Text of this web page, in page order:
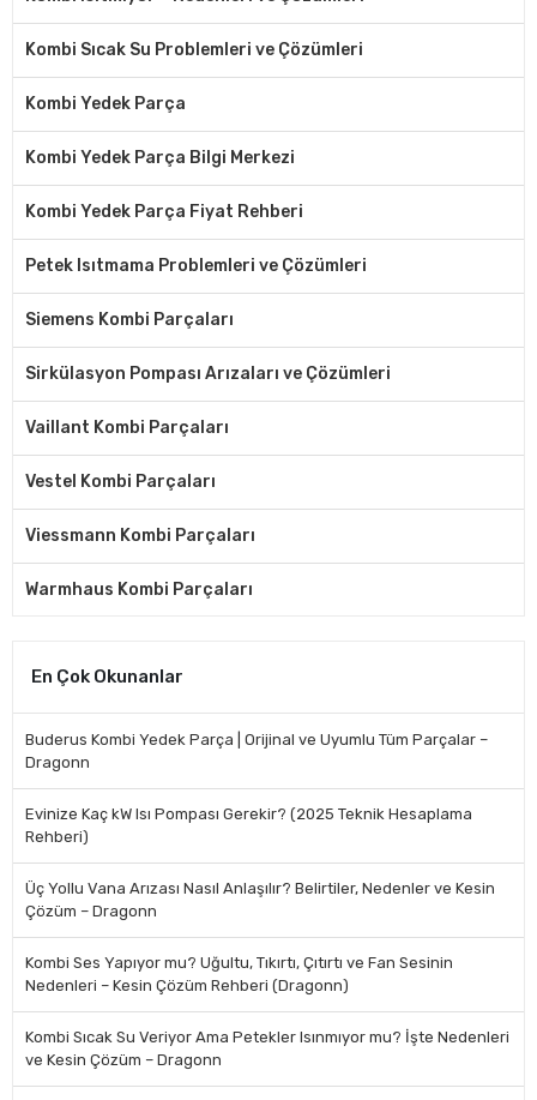
Kombi Sıcak Su Problemleri ve Çözümleri
Kombi Yedek Parça
Kombi Yedek Parça Bilgi Merkezi
Kombi Yedek Parça Fiyat Rehberi
Petek Isıtmama Problemleri ve Çözümleri
Siemens Kombi Parçaları
Sirkülasyon Pompası Arızaları ve Çözümleri
Vaillant Kombi Parçaları
Vestel Kombi Parçaları
Viessmann Kombi Parçaları
Warmhaus Kombi Parçaları
En Çok Okunanlar
Buderus Kombi Yedek Parça | Orijinal ve Uyumlu Tüm Parçalar –
Dragonn
Evinize Kaç kW Isı Pompası Gerekir? (2025 Teknik Hesaplama
Rehberi)
Üç Yollu Vana Arızası Nasıl Anlaşılır? Belirtiler, Nedenler ve Kesin
Çözüm – Dragonn
Kombi Ses Yapıyor mu? Uğultu, Tıkırtı, Çıtırtı ve Fan Sesinin
Nedenleri – Kesin Çözüm Rehberi (Dragonn)
Kombi Sıcak Su Veriyor Ama Petekler Isınmıyor mu? İşte Nedenleri
ve Kesin Çözüm – Dragonn